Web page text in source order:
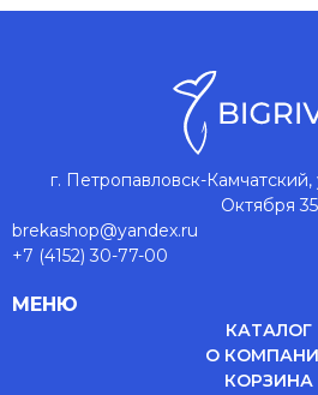
г. Петропавловск-
Октября 35
brekashop@yandex.ru
+7 (4152) 30-77-00
МЕНЮ
КАТАЛОГ
О
КОРЗИНА